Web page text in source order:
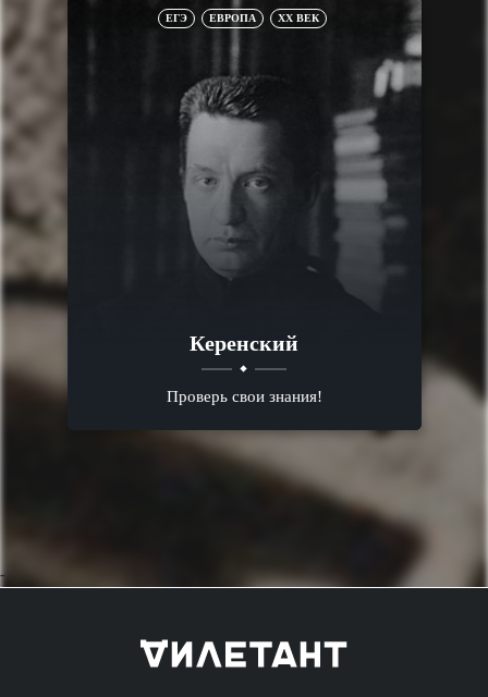
ЕГЭ ЕВРОПА XX ВЕК
Керенский
Проверь свои знания!
->